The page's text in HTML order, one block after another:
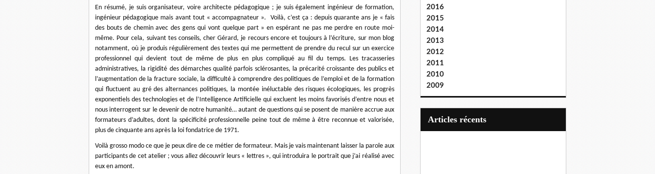
En résumé, je suis organisateur, voire architecte pédagogique ; je suis également ingénieur de formation,
ingénieur pédagogique mais avant tout « accompagnateur ». Voilà, c’est ça : depuis quarante ans je « fais
des bouts de chemin avec des gens qui vont quelque part » en espérant ne pas me perdre en route moi-
même. Pour cela, suivant tes conseils, cher Gérard, je recours encore et toujours à l’écriture, sur mon blog
notamment, où je produis régulièrement des textes qui me permettent de prendre du recul sur un exercice
professionnel qui devient tout de même de plus en plus compliqué au fil du temps. Les tracasseries
administratives, la rigidité des démarches qualité parfois sclérosantes, la précarité croissante des publics et
l’augmentation de la fracture sociale, la difficulté à comprendre des politiques de l’emploi et de la formation
qui fluctuent au gré des alternances politiques, la montée inéluctable des risques écologiques, les progrès
exponentiels des technologies et de l’Intelligence Artificielle qui excluent les moins favorisés d’entre nous et
nous interrogent sur le devenir de notre humanité… autant de questions qui se posent de manière accrue aux
formateurs d’adultes, dont la spécificité professionnelle peine tout de même à être reconnue et valorisée,
plus de cinquante ans après la loi fondatrice de 1971.
Voilà grosso modo ce que je peux dire de ce métier de formateur. Mais je vais maintenant laisser la parole aux
participants de cet atelier ; vous allez découvrir leurs « lettres », qui introduira le portrait que j’ai réalisé avec
eux en amont.
2016
2015
2014
2013
2012
2011
2010
2009
articles récents